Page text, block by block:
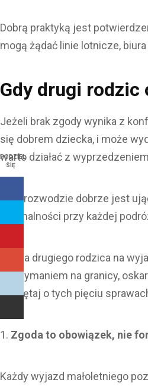
PODZIEL
SIĘ
Dobrą praktyką jest
mogą żądać linie lotnicze,
Gdy drugi rodzic
Jeżeli brak zgody wynika z
się dobrem dziecka, i może
warto działać z
Przy rozwodzie dobrze jest
i formalności przy każdej
Zgoda drugiego rodzica na
zatrzymaniem na granicy,
pamiętaj o tych pięciu
Zgoda to obowiązek, nie
Każdy wyjazd małoletniego